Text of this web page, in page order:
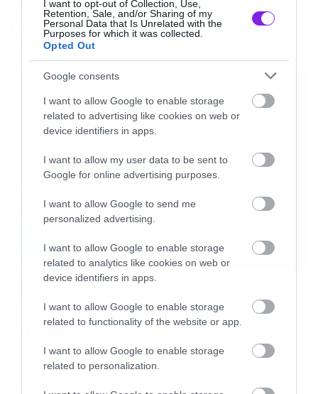
I want to opt-out of Collection, Use,
Retention, Sale, and/or Sharing of my
Personal Data that Is Unrelated with the
Purposes for which it was collected.
Opted Out
Google consents
I want to allow Google to enable storage
related to advertising like cookies on web or
device identifiers in apps.
I want to allow my user data to be sent to
Google for online advertising purposes.
I want to allow Google to send me
personalized advertising.
I want to allow Google to enable storage
related to analytics like cookies on web or
device identifiers in apps.
I want to allow Google to enable storage
related to functionality of the website or app.
I want to allow Google to enable storage
related to personalization.
Stranger Things: Έσπασε όλα τα ρεκόρ του
Netflix!
Το Running Up that Hill πήγε στο νο1 λόγω
Stranger Things
Η τρίτη σεζόν του Mandalorian δεν θα
κυκλοφορήσει φέτος
Gray Man: Ράιαν Γκόσλινγκ και Κρις Εβανς στο
trailer
Ακολουθήστε το Roxx στοGoogle Newsγια να
Οι λόγοι της απόλυσης του Sid
Wilson από τους Slipknot
Απέλυσαν τον Sid Wilson οι
Slipknot!